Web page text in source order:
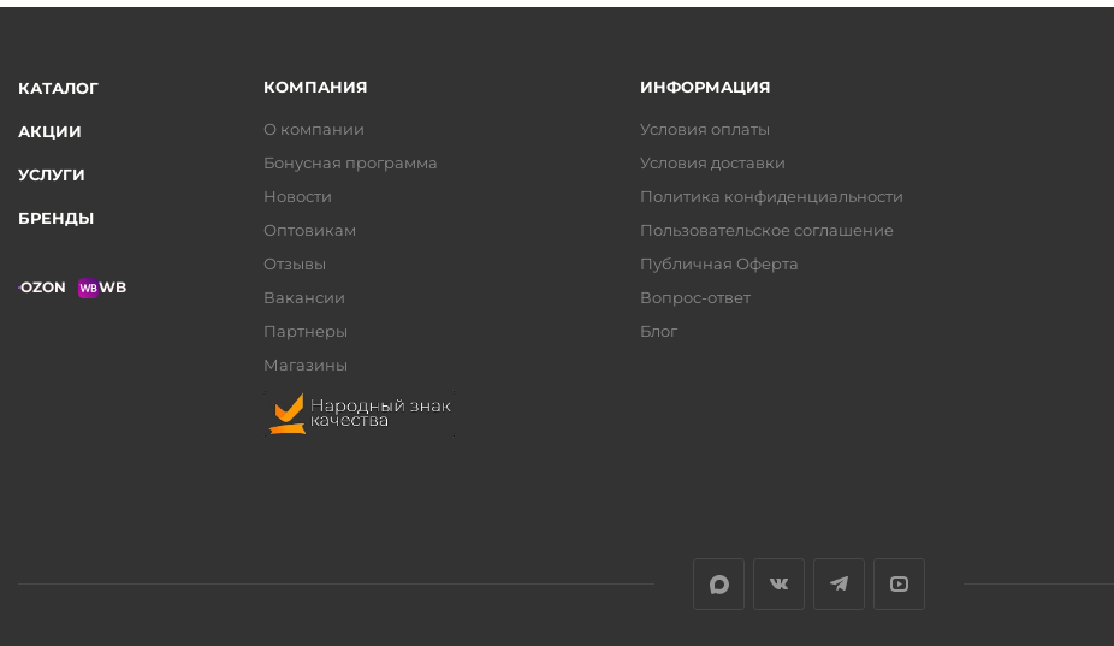
КАТАЛОГ
АКЦИИ
УСЛУГИ
БРЕНДЫ
OZON WB
КОМПАНИЯ
О компании
Бонусная программа
Новости
Оптовикам
Отзывы
Вакансии
Партнеры
Магазины
ИНФОРМАЦИЯ
Условия оплаты
Условия доставки
Политика конфиденциальности
Пользовательское соглашение
Публичная Оферта
Вопрос-ответ
Блог